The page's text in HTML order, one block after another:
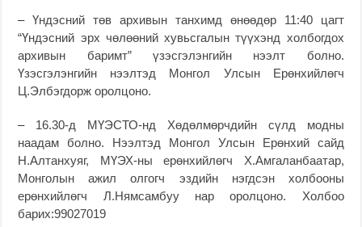
–Үндэсний төв архивын танхимд өнөөдөр 11:40 цагт
“Үндэсний эрх чөлөөний хувьсгалын түүхэнд холбогдох
архивын баримт” үзэсгэлэнгийн нээлт болно.
Үзэсгэлэнгийн нээлтэд Монгол Улсын Ерөнхийлөгч
Ц.Элбэгдорж оролцоно.
– 16.30-д МҮЭСТО-нд Хөдөлмөрчдийн сүлд модны
наадам болно. Нээлтэд Монгол Улсын Ерөнхий сайд
Н.Алтанхуяг, МҮЭХ-ны ерөнхийлөгч Х.Амгаланбаатар,
Монголын ажил олгогч эздийн нэгдсэн холбооны
ерөнхийлөгч Л.Нямсамбуу нар оролцоно. Холбоо
барих:99027019